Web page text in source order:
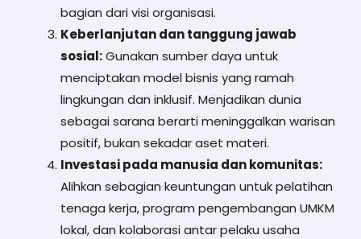
bagian dari visi organisasi.
Keberlanjutan dan tanggung jawab
sosial:Gunakan sumber daya untuk
menciptakan model bisnis yang ramah
lingkungan dan inklusif. Menjadikan dunia
sebagai sarana berarti meninggalkan warisan
positif, bukan sekadar aset materi.
Investasi pada manusia dan komunitas:
Alihkan sebagian keuntungan untuk pelatihan
tenaga kerja, program pengembangan UMKM
lokal, dan kolaborasi antar pelaku usaha